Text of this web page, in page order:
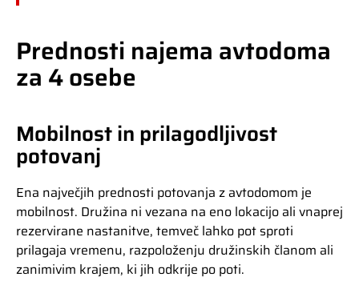
Prednosti najema avtodoma
za 4 osebe
Mobilnost in prilagodljivost
potovanj
Ena največjih prednosti potovanja z avtodomom je
mobilnost. Družina ni vezana na eno lokacijo ali vnaprej
rezervirane nastanitve, temveč lahko pot sproti
prilagaja vremenu, razpoloženju družinskih članom ali
zanimivim krajem, ki jih odkrije po poti.